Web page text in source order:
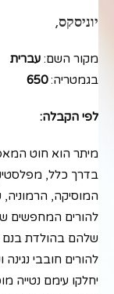
יוניסקס,
מקור השם: עברית
בגמטריה:650
לפי הקבלה:
מיתר הוא חוט
בדרך כלל,
המוסיקה,
להורים המחפשים
שלהם בהולדת בנם
להורים חובבי
יחלקו עימם נטייה